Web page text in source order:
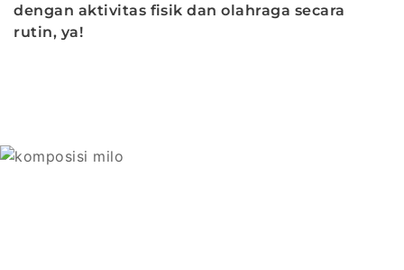
dengan aktivitas fisik dan olahraga secara
rutin, ya!